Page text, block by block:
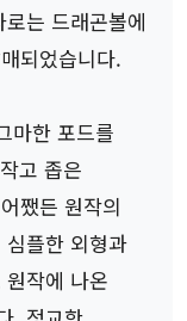
는 드래곤볼에
되었습니다.
마한 포드를
고 좁은
쨌든 원작의
플한 외형과
작에 나온